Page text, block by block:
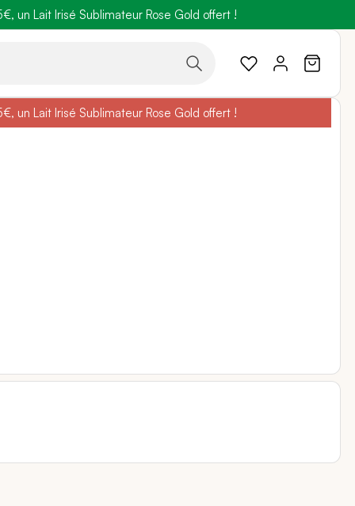
BELLEBIO
un Lait Irisé Sublimateur Rose Gold offert !
BELLEBIO
un Lait Irisé Sublimateur Rose Gold offert !